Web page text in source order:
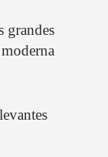
grandes